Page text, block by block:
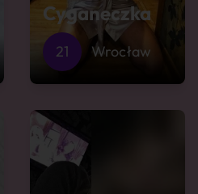
Cyganeczka
21 Wrocław